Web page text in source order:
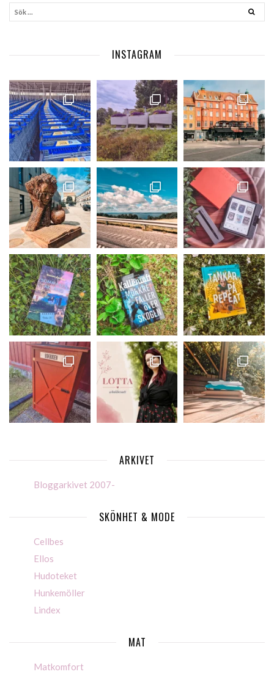
INSTAGRAM
ARKIVET
Bloggarkivet 2007-
SKÖNHET & MODE
Cellbes
Ellos
Hudoteket
Hunkemöller
Lindex
MAT
Matkomfort